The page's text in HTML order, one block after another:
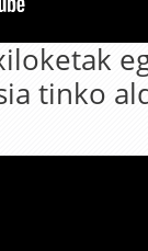
tinko